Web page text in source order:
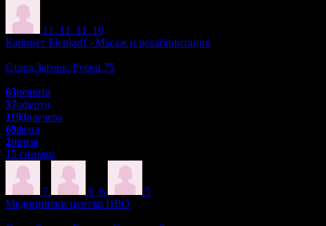
11 11 11
10
Кабинет Elenkoff - Масаж и рехабилитация
Стара Загора, Руски 75
63ревюта
37оферти
1193ваучера
69фена
2приза
15 снимки
7 6 6
5
Медицински център HBO